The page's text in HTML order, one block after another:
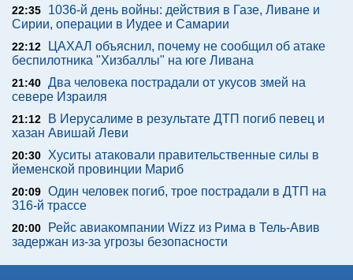
22:35
1036-й день войны: действия в Газе, Ливане и
Сирии, операции в Иудее и Самарии
22:12
ЦАХАЛ объяснил, почему не сообщил об атаке
беспилотника "Хизбаллы" на юге Ливана
21:40 Два человека пострадали от укусов змей на
севере Израиля
21:12
В Иерусалиме в результате ДТП погиб певец и
хазан Авишай Леви
20:30
Хуситы атаковали правительственные силы в
йеменской провинции Мариб
20:09 Один человек погиб, трое пострадали в ДТП на
316-й трассе
20:00
Рейс авиакомпании Wizz из Рима в Тель-Авив
задержан из-за угрозы безопасности